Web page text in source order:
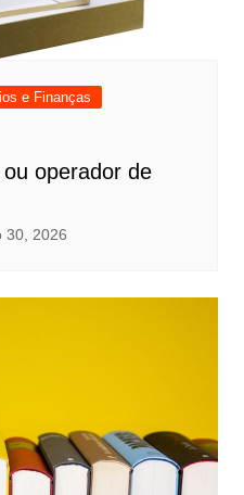
e Finanças
operador de
30, 2026